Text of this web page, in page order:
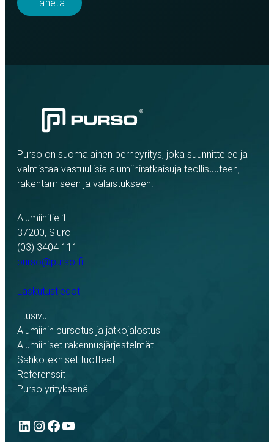
Purso on suomalainen perheyritys, joka suunnittelee ja
valmistaa vastuullisia alumiiniratkaisuja teollisuuteen,
rakentamiseen ja valaistukseen.
Alumiinitie 1
37200, Siuro
(03) 3404 111
purso@purso.fi
Laskutustiedot
Etusivu
Alumiinin pursotus ja jatkojalostus
Alumiiniset rakennusjärjestelmät
Sähkötekniset tuotteet
Referenssit
Purso yrityksenä
LinkedIn
Instagram
Facebook
YouTube